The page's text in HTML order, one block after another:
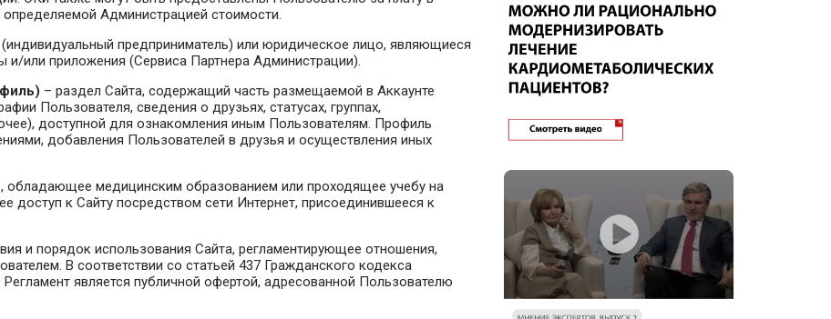
Администрацией стоимости.
предприниматель) или юридическое лицо, являющиеся
и/или приложения (Сервиса Партнера Администрации).
– раздел Сайта, содержащий часть размещаемой в Аккаунте
Пользователя, сведения о друзьях, статусах, группах,
доступной для ознакомления иным Пользователям. Профиль
добавления Пользователей в друзья и осуществления иных
обладающее медицинским образованием или проходящее учебу на
доступ к Сайту посредством сети Интернет, присоединившееся к
и порядок использования Сайта, регламентирующее отношения,
В соответствии со статьей 437 Гражданского кодекса
является публичной офертой, адресованной Пользователю